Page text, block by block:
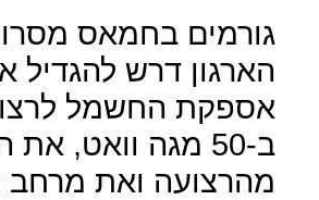
גורמים בחמאס מסרו
הארגון דרש להגדיל
אספקת החשמל
ב-50 מגה וואט, את
מהרצועה ואת מרחב